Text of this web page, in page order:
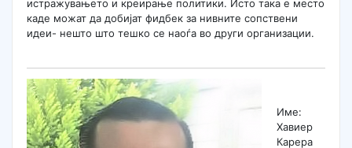
истражувањето и креирање политики. Исто така е место
каде можат да добијат фидбек за нивните сопствени
идеи- нешто што тешко се наоѓа во други организации.
Име:
Хавиер
Карера